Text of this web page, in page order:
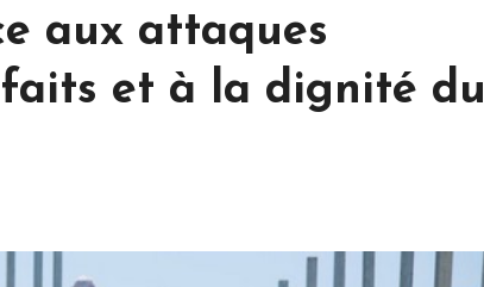
aux attaques
faits et à la dignité du